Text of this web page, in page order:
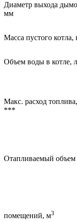
Диаметр выхода
мм
Масса пустого котла,
Объем воды в котле, л
Макс. расход
***
Отапливаемый объем
помещений, м3